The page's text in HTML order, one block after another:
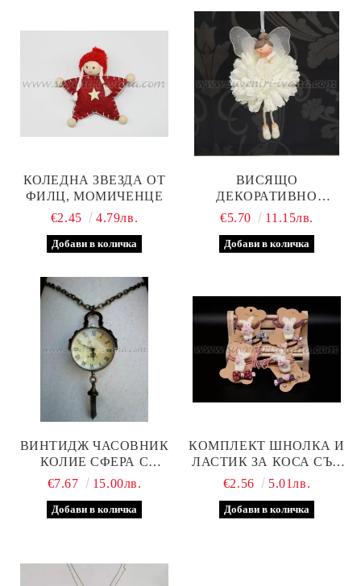
КОЛЕДНА ЗВЕЗДА ОТ
ФИЛЦ, МОМИЧЕНЦЕ
€2.45
4.79лв.
ВИСЯЩО
ДЕКОРАТИВНО
АНГЕЛЧЕ С БЯЛА
ФИГУРКА ЗА
€5.70 11.15лв.
ВИНТИДЖ ЧАСОВНИК
КОЛИЕ СФЕРА С
КАМБАНКА
€7.67 15.00лв.
КОМПЛЕКТ ШНОЛКА И
ЛАСТИК ЗА КОСА СЪС
ЗАЙЧЕ
€2.56 5.01лв.